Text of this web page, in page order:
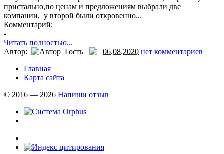
пристально,по ценам и предложениям выбрали две
компании, у второй были откровенно...
Комментарий:
-
Читать полностью...
Автор:
Гость 06.08.2020 нет комментариев
Главная
Карта сайта
© 2016 — 2026 Напиши отзыв